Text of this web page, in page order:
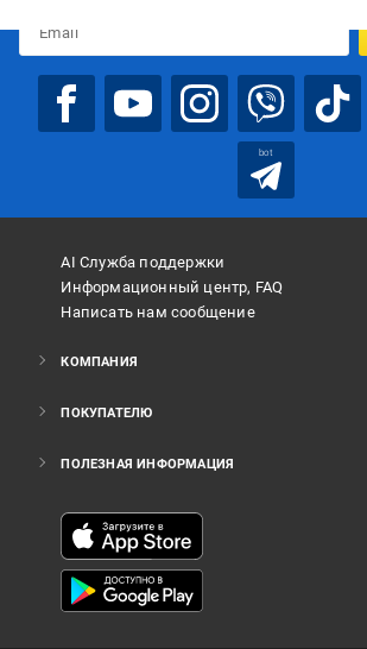
bot
AI Служба поддержки
Информационный центр, FAQ
Написать нам сообщение
КОМПАНИЯ
ПОКУПАТЕЛЮ
ПОЛЕЗНАЯ ИНФОРМАЦИЯ